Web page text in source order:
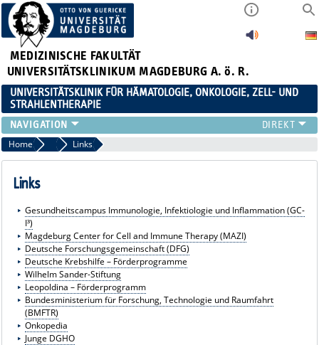
MEDIZINISCHE FAKULTÄT
UNIVERSITÄTSKLINIKUM MAGDEBURG A. ö. R.
UNIVERSITÄTSKLINIK FÜR HÄMATOLOGIE, ONKOLOGIE, ZELL- UND
STRAHLENTHERAPIE
KLINIK
TEAM
FORSCHUNG
STUDIEN
LEHRE
NEWS
STELLENANGEBOTE
Home Forschung
Links
Links
Gesundheitscampus Immunologie, Infektiologie und Inflammation (GC-
I³)
Magdeburg Center for Cell and Immune Therapy (MAZI)
Deutsche Forschungsgemeinschaft (DFG)
Deutsche Krebshilfe – Förderprogramme
Wilhelm Sander-Stiftung
Leopoldina – Förderprogramm
Bundesministerium für Forschung, Technologie und Raumfahrt
(BMFTR)
Onkopedia
Junge DGHO